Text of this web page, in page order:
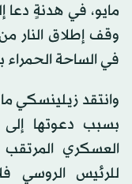
مايو، في هدنةٍ دعا
وقف إطلاق النار
في الساحة
وانتقد زيلينسكي
بسبب دعوتها
العسكري
للرئيس الروسي